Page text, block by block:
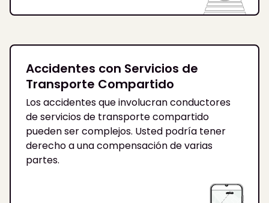
Accidentes con Servicios de
Transporte Compartido
Los accidentes que involucran conductores
de servicios de transporte compartido
pueden ser complejos. Usted podría tener
derecho a una compensación de varias
partes.